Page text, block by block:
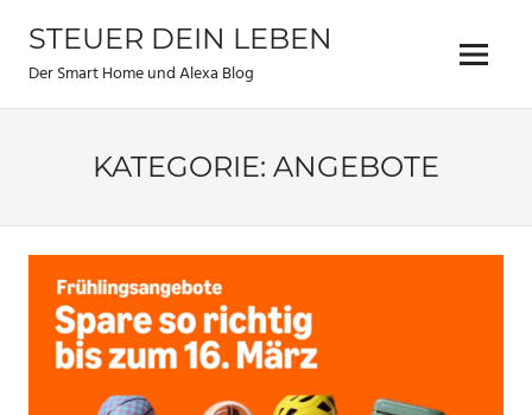
Inhalt
springen
STEUER DEIN LEBEN
Der Smart Home und Alexa Blog Menu
KATEGORIE: ANGEBOTE